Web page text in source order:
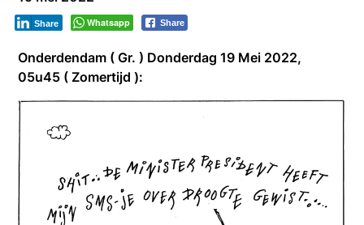
Whatsapp Share
Share
Onderdendam ( Gr. ) Donderdag 19 Mei 2022,
05u45 ( Zomertijd ):